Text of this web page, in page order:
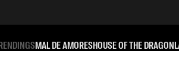
MAL DE AMORESHOUSE OF THE DRAGON